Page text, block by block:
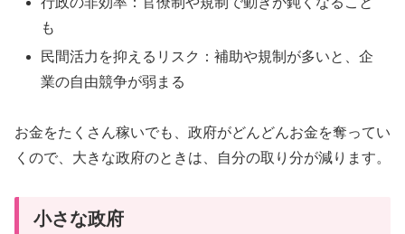
も
民間活力を抑えるリスク：補助や規制が多いと、企
業の自由競争が弱まる
お金をたくさん稼いでも、政府がどんどんお金を奪ってい
くので、大きな政府のときは、自分の取り分が減ります。
小さな政府